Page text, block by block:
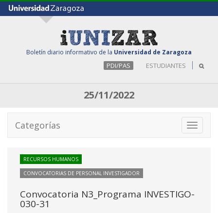
Boletín diario informativo de la Universidad de Zaragoza
PDI/PAS ESTUDIANTES
25/11/2022
Toggle
Categorías
RECURSOS HUMANOS
CONVOCATORIAS DE PERSONAL INVESTIGADOR
Convocatoria N3_Programa INVESTIGO-
030-31